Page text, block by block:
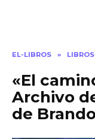
EL-LIBROS » LIBROS
«El
Archivo
de